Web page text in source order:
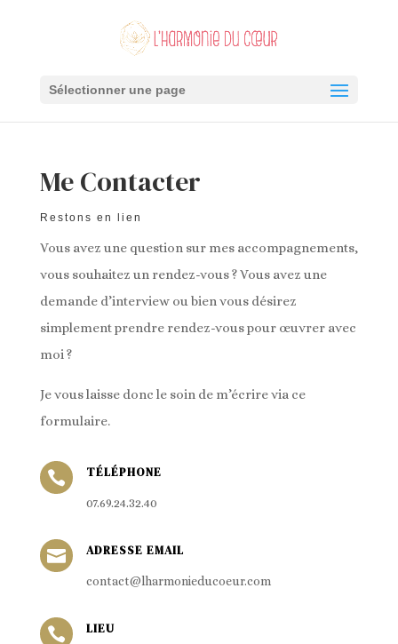
Sélectionner une page
Me Contacter
Restons en lien
Vous avez une question sur mes accompagnements,
vous souhaitez un rendez-vous ? Vous avez une
demande d’interview ou bien vous désirez
simplement prendre rendez-vous pour œuvrer avec
moi ?
Je vous laisse donc le soin de m’écrire via ce
formulaire.
 TÉLÉPHONE
07.69.24.32.40
 ADRESSE EMAIL
contact@lharmonieducoeur.com
 LIEU